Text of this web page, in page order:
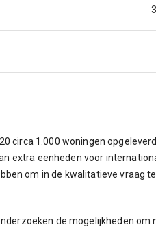
circa 1.000 woningen
extra eenheden voor
om in de kwalitatieve vraag
de mogelijkheden om